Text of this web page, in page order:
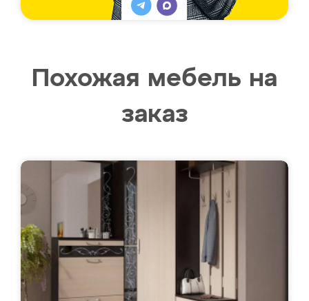
Похожая мебель на
заказ